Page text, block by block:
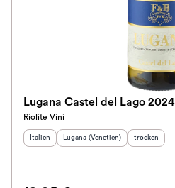
Lugana Castel del Lago 2024
Riolite Vini
Herkunftsland:
Italien Herkunftsregion:
Lugana (Venetien) Geschmack
trocken